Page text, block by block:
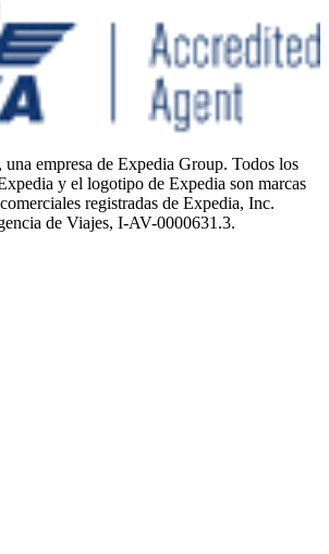
empresa de Expedia Group. Todos los
y el logotipo de Expedia son marcas
registradas de Expedia, Inc.
de Viajes, I-AV-0000631.3.